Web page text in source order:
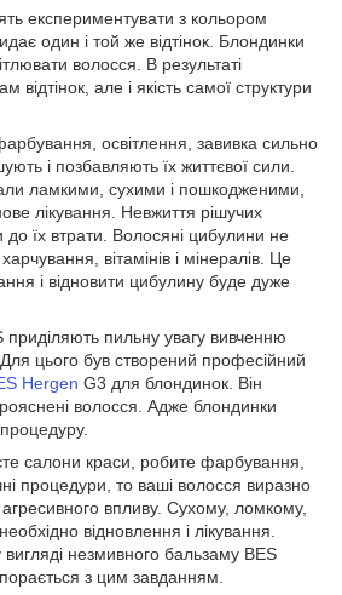
експериментувати з кольором
один і той же відтінок. Блондинки
волосся. В результаті
відтінок, але і якість самої структури
освітлення, завивка сильно
і позбавляють їх життєвої сили.
ламкими, сухими і пошкодженими,
лікування. Невжиття рішучих
до їх втрати. Волосяні цибулини не
вітамінів і мінералів. Це
і відновити цибулину буде дуже
приділяють пильну увагу вивченню
цього був створений професійний
Hergen G3 для блондинок. Він
волосся. Адже блондинки
салони краси, робите фарбування,
процедури, то ваші волосся виразно
впливу. Сухому, ломкому,
відновлення і лікування.
незмивного бальзаму BES
з цим завданням.